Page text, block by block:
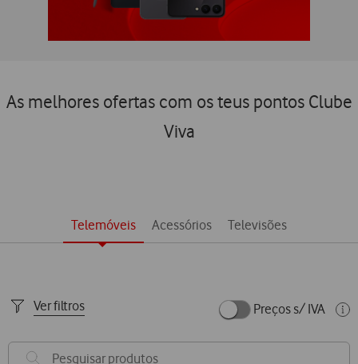
As melhores ofertas com os teus pontos Clube
Viva
Telemóveis Acessórios Televisões
Ver filtros Preços s/ IVA